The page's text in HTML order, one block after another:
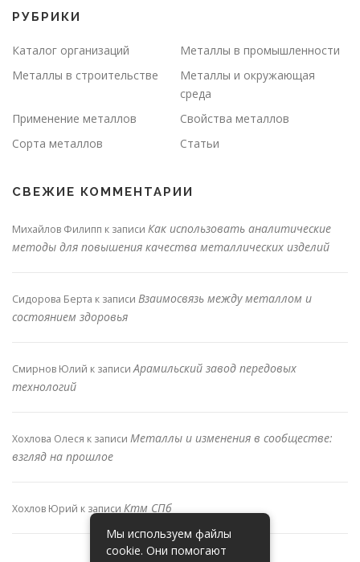
РУБРИКИ
Каталог организаций
Металлы в промышленности
Металлы в строительстве
Металлы и окружающая
среда
Применение металлов
Свойства металлов
Сорта металлов
Статьи
СВЕЖИЕ КОММЕНТАРИИ
Михайлов Филипп к записи Как использовать аналитические
методы для повышения качества металлических изделий
Сидорова Берта к записи Взаимосвязь между металлом и
состоянием здоровья
Смирнов Юлий к записиАрамильский завод передовых
технологий
Хохлова Олеся к записи Металлы и изменения в сообществе:
взгляд на прошлое
Хохлов Юрий к записи Ктм СПб
Мы используем файлы
cookie. Они помогают